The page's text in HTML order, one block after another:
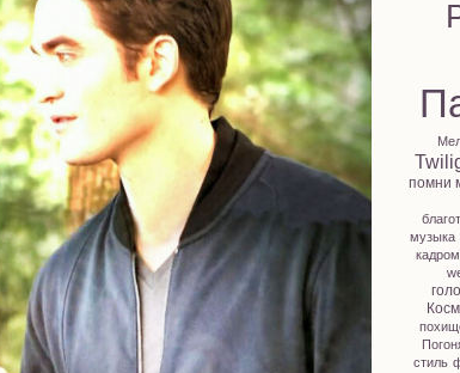
помни
музыка
кадром
стиль